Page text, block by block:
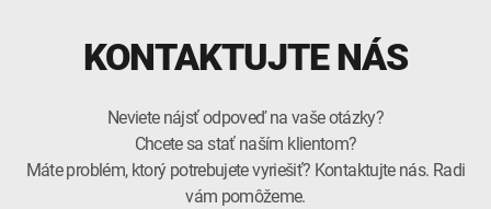
KONTAKTUJTE NÁS
Neviete nájsť odpoveď na vaše otázky?
Chcete sa stať naším klientom?
Máte problém, ktorý potrebujete vyriešiť? Kontaktujte nás. Radi
vám pomôžeme.